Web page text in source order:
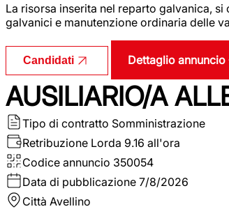
La risorsa inserita nel reparto galvanica,
galvanici e manutenzione ordinaria delle
Candidati Dettaglio annuncio
AUSILIARIO/A
Tipo di contratto Somministrazione
Retribuzione Lorda 9.16 all'ora
Codice annuncio 350054
Data di pubblicazione 7/8/2026
Città Avellino